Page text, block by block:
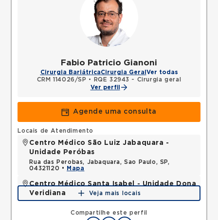
Fabio Patricio Gianoni
Cirurgia BariátricaCirurgia Geral Ver todas
CRM 114026/SP •
RQE 32943 - Cirurgia geral
Ver perfil
Agende uma consulta
Compartilhe este perfil
Locais de Atendimento
Centro Médico São Luiz Jabaquara -
Unidade Peróbas
Rua das Perobas, Jabaquara, Sao Paulo, SP,
04321120 •
Mapa
Centro Médico Santa Isabel - Unidade Dona
Veridiana
Rua Dona Veridiana, Vila Buarque, Sao Paulo, SP,
Mapa
Veja mais locais